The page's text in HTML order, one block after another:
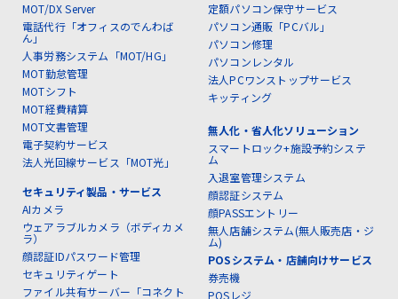
MOT/DX Server
電話代行「オフィスのでんわば
ん」
人事労務システム「MOT/HG」
MOT勤怠管理
MOTシフト
MOT経費精算
MOT文書管理
電子契約サービス
法人光回線サービス「MOT光」
セキュリティ製品・サービス
AIカメラ
ウェアラブルカメラ（ボディカメ
ラ）
顔認証IDパスワード管理
セキュリティゲート
ファイル共有サーバー「コネクト
定額パソコン保守サービス
パソコン通販「PCバル」
パソコン修理
パソコンレンタル
法人PCワンストップサービス
キッティング
無人化・省人化ソリューション
スマートロック+施設予約システ
ム
入退室管理システム
顔認証システム
顔PASSエントリー
無人店舗システム(無人販売店・ジ
ム)
POSシステム・店舗向けサービス
券売機
POSレジ